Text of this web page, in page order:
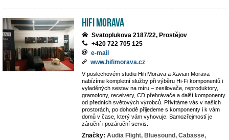
Hifi Morava
Svatoplukova 2187/22, Prostějov
+420 722 705 125
e-mail
www.hifimorava.cz
V poslechovém studiu Hifi Morava a Xavian Morava
nabízíme kompletní služby při výběru Hi-Fi komponentů i
vyladěných sestav na míru – zesilovače, reproduktory,
gramofony, receivery, CD přehrávače a další komponenty
od předních světových výrobců. Přivítáme vás v našich
prostorách, po dohodě přijedeme s komponenty i k vám
domů v čase, který vám vyhovuje. Samozřejmostí je
záruční i pozáruční servis.
Značky: Audia Flight, Bluesound, Cabasse,